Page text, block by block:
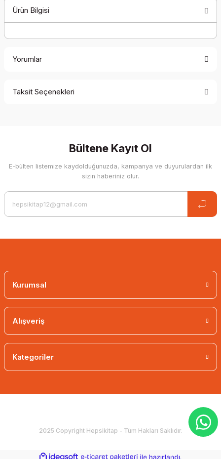
Ürün Bilgisi
Yorumlar
Taksit Seçenekleri
Bültene Kayıt Ol
E-bülten listemize kaydolduğunuzda, kampanya ve duyurulardan ilk
sizin haberiniz olur.
Kurumsal
Alışveriş
Kategoriler
2025 Copyright Hepsikitap - Tüm Hakları Saklıdır.
ideasoft e-